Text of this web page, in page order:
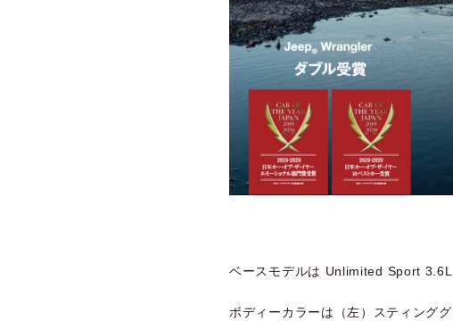
ベースモデルは Unlimited Sport 3.6L
ボディーカラーは（左）スティング